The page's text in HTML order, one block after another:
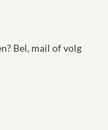
Bel, mail of volg